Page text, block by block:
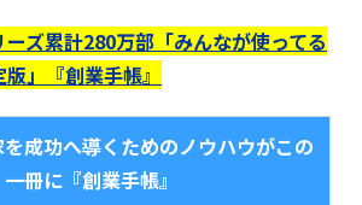
ーズ累計280万部「みんなが使ってる
」『創業手帳』
を成功へ導くためのノウハウがこの
一冊に『創業手帳』